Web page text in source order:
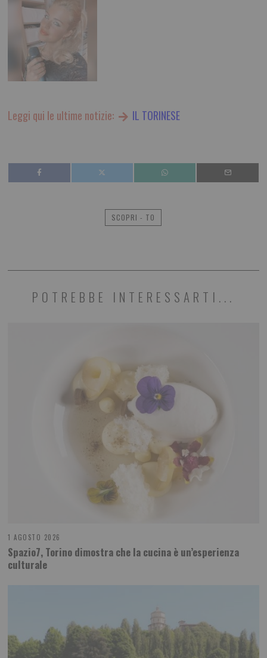
Leggi qui le ultime notizie: IL TORINESE
SCOPRI - TO
POTREBBE INTERESSARTI...
1 AGOSTO 2026
Spazio7, Torino dimostra che la cucina è un’esperienza
culturale